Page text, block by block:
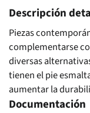
Descripción
Piezas
complementarse
diversas
tienen el pie
aumentar la
Documentación